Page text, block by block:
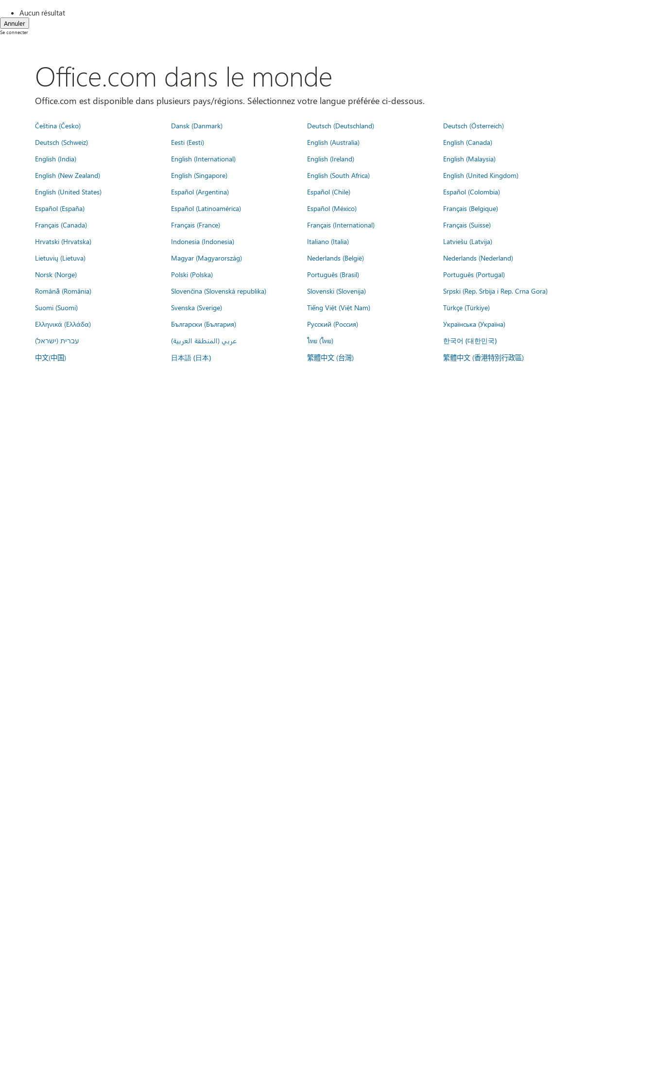
Aucun résultat
Annuler
Se connecter
Office.com dans le monde
Office.com est disponible dans plusieurs pays/régions. Sélectionnez votre langue préférée ci-dessous.
Čeština (Česko) Dansk (Danmark) Deutsch (Deutschland)
Deutsch (Österreich)
Deutsch (Schweiz)
Eesti (Eesti) English (Australia)
English (Canada)
English (India)
English (International) English (Ireland)
English (Malaysia)
English (New Zealand)
English (Singapore) English (South Africa)
English (United Kingdom)
English (United States)
Español (Argentina) Español (Chile)
Español (Colombia)
Español (España)
Español (Latinoamérica) Español (México)
Français (Belgique)
Français (Canada)
Français (France) Français (International)
Français (Suisse)
Hrvatski (Hrvatska)
Indonesia (Indonesia) Italiano (Italia)
Latviešu (Latvija)
Lietuvių (Lietuva)
Magyar (Magyarország) Nederlands (België)
Nederlands (Nederland)
Norsk (Norge)
Polski (Polska) Português (Brasil)
Português (Portugal)
Română (România)
Slovenčina (Slovenská republika) Slovenski (Slovenija)
Srpski (Rep. Srbija i Rep. Crna Gora)
Suomi (Suomi)
Svenska (Sverige) Tiếng Việt (Việt Nam)
Türkçe (Türkiye)
Ελληνικά (Ελλάδα)
Български (България) Русский (Россия)
Українська (Україна)
עברית (ישראל)
عربي (المنطقة العربية) ไทย (ไทย) 한국어 (대한민국)
中文(中国) 日本語 (日本) 繁體中文 (台灣) 繁體中文 (香港特別行政區)